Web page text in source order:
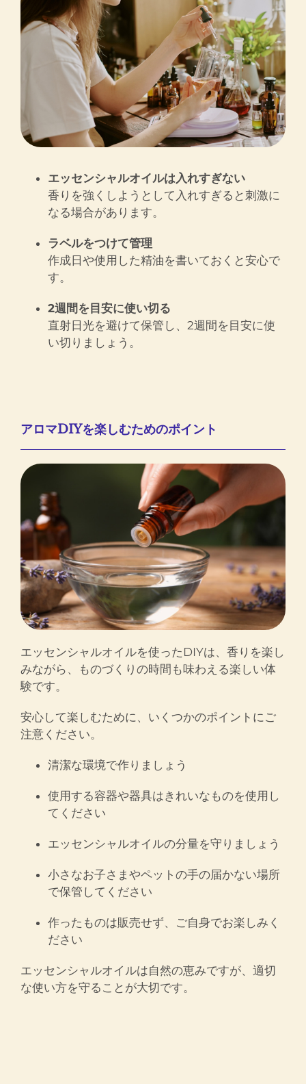
エッセンシャルオイルは入れすぎない
香りを強くしようとして入れすぎると刺激に
なる場合があります。
ラベルをつけて管理
作成日や使用した精油を書いておくと安心で
す。
2週間を目安に使い切る
直射日光を避けて保管し、2週間を目安に使
い切りましょう。
アロマDIYを楽しむためのポイント
エッセンシャルオイルを使ったDIYは、香りを楽し
みながら、ものづくりの時間も味わえる楽しい体
験です。
安心して楽しむために、いくつかのポイントにご
注意ください。
清潔な環境で作りましょう
使用する容器や器具はきれいなものを使用し
てください
エッセンシャルオイルの分量を守りましょう
小さなお子さまやペットの手の届かない場所
で保管してください
作ったものは販売せず、ご自身でお楽しみく
ださい
エッセンシャルオイルは自然の恵みですが、適切
な使い方を守ることが大切です。